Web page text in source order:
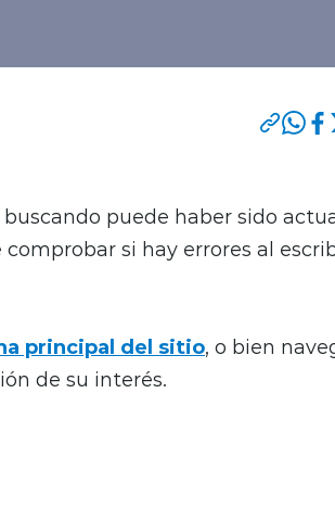
puede haber sido
si hay errores al
principal del sitio, o bien
de su interés.